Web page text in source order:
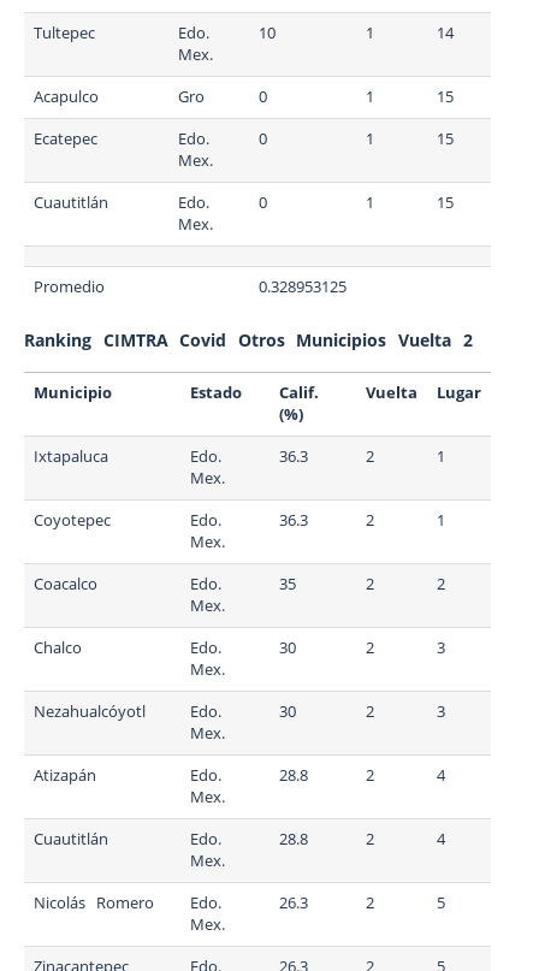
Tultepec
Edo.
Mex.
10 1 14
Acapulco Gro 0 1 15
Ecatepec
Edo.
Mex.
0 1 15
Cuautitlán
Edo.
Mex.
0 1 15
Promedio 0.328953125
Ranking CIMTRA Covid Otros Municipios Vuelta 2
Municipio Estado
Calif.
(%)
Vuelta Lugar
Ixtapaluca
Edo.
Mex.
36.3 2 1
Coyotepec
Edo.
Mex.
36.3 2 1
Coacalco
Edo.
Mex.
35 2 2
Chalco
Edo.
Mex.
30 2 3
Nezahualcóyotl
Edo.
Mex.
30 2 3
Atizapán
Edo.
Mex.
28.8 2 4
Cuautitlán
Edo.
Mex.
28.8 2 4
Nicolás Romero
Edo.
Mex.
26.3 2 5
Zinacantepec Edo. 26.3 2 5